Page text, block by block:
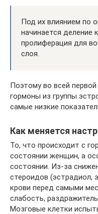
Под их влиянием по
начинается деление
пролиферация для
слоя.
Поэтому во всей
гормоны из группы
самые низкие
Как меняется
То, что происходит с
состоянии женщин, а
состоянии. Из-за
стероидов (эстрадиол,
крови перед самыми
слабость,
Мозговые клетки